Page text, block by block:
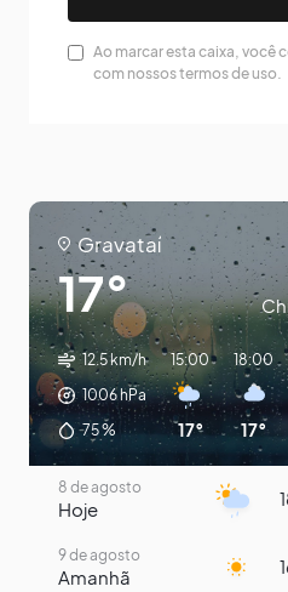
Ao marcar esta caixa, você
com nossos termos de uso.
Gravataí
17°
12.5 km/h
1006 hPa
75%
15:00
17°
18:00
17°
8 de agosto
Hoje
9 de agosto
Amanhã